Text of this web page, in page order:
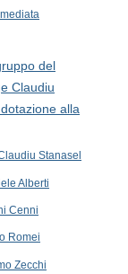
del
Claudiu
alla
Stanasel
Alberti
Cenni
Romei
Zecchi